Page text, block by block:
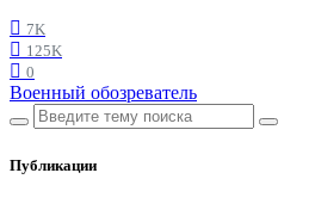
7K
125K
0
Военный обозреватель
Публикации